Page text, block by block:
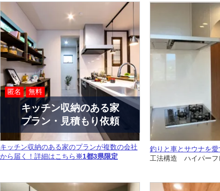
匿名 無料
キッチン収納のある家
プラン・見積もり依頼
キッチン収納のある家のプランが複数の会社
から届く！詳細はこちら ※1都3県限定
釣りと車とサウナを
工法構造 ハイパーフ